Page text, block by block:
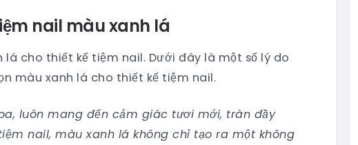
nail màu xanh lá
cho thiết kế tiệm nail. Dưới đây là một số lý do
màu xanh lá cho thiết kế tiệm nail.
luôn mang đến cảm giác tươi mới, tràn đầy
nail, màu xanh lá không chỉ tạo ra một không